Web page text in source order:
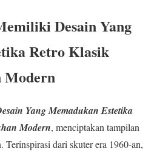
Desain Yang
Retro Klasik
Modern
Yang Memadukan Estetika
Modern, menciptakan tampilan
dari skuter era 1960-an,